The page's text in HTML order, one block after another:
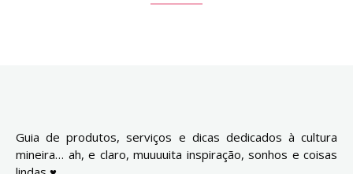
Guia de produtos, serviços e dicas dedicados à cultura
mineira… ah, e claro, muuuuita inspiração, sonhos e coisas